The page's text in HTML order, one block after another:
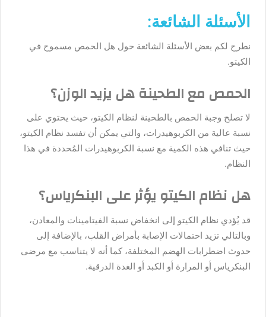
الأسئلة الشائعة:
نطرح لكم بعض الأسئلة الشائعة حول هل الحمص مسموح في
الكيتو.
الحمص مع الطحينة هل يزيد الوزن؟
لا تصلح وجبة الحمص بالطحينة لنظام الكيتو، حيث يحتوي على
نسبة عالية من الكربوهيدرات، والتي يمكن أن تفسد نظام الكيتو،
حيث تنافي هذه الكمية مع نسبة الكربوهيدرات المُحددة في هذا
النظام.
هل نظام الكيتو يؤثر على البنكرياس؟
قد يُؤدي نظام الكيتو إلى انخفاض نسبة الفيتامينات والمعادن،
وبالتالي تزيد احتمالات الإصابة بأمراض القلب، بالإضافة إلى
حدوث اضطرابات الهضم المختلفة، كما أنه لا يتناسب مع مرضى
البنكرياس أو المرارة أو الكبد أو الغدة الدرقية.